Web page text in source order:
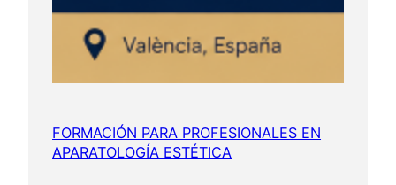
FORMACIÓN PARA PROFESIONALES EN
APARATOLOGÍA ESTÉTICA